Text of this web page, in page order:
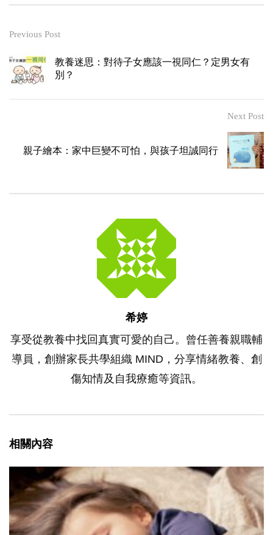
Previous Post
教養迷思：對待子女應該一視同仁？定男女有
別？
Next Post
親子繪本：家中巨變不可怕，與孩子坦誠同行
希婷
享受從教養中找回真實可愛的自己。曾任善養親職輔
導員，創辦家長共學組織 MIND，分享情緒教養、創
傷知情及自我療癒等資訊。
相關內容